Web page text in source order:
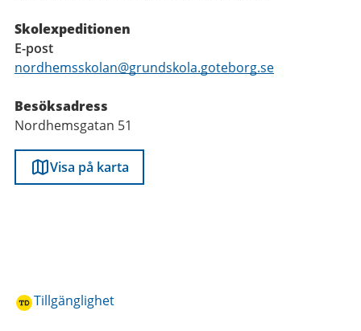
Skolexpeditionen
E-post
nordhemsskolan@grundskola.goteborg.se
Besöksadress
Nordhemsgatan 51
Visa på karta
Tillgänglighet